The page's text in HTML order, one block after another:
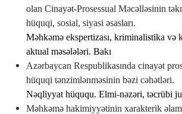
olan Cinayət-Prosessual Məcəlləsinin
hüquqi, sosial, siyasi əsasları.
Məhkəmə ekspertizası, kriminalistika və
aktual məsələləri. Bakı
Аzərbaycan Respublikasında cinayət
hüquqi tənzimlənməsinin bəzi cəhətləri.
Nəqliyyat hüququ. Еlmi-nəzəri, təcrübi
Məhkəmə hakimiyyətinin xarakterik